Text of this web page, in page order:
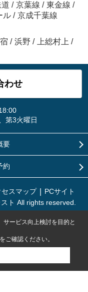
/ 京葉線 / 東金線 /
ル / 京成千葉線
/ 浜野 / 上総村上 /
わせ
第3火曜日
要
約
セスマップ
PCサイト
ト All rights reserved.
サービス向上検討を目的と
をご確認ください。